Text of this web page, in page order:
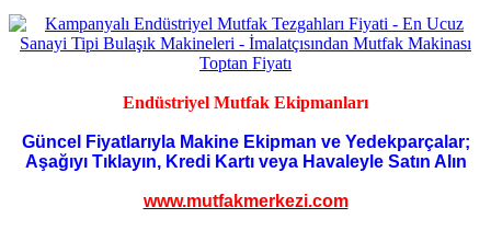
Endüstriyel Mutfak Ekipmanları
Güncel Fiyatlarıyla Makine Ekipman ve Yedekparçalar;
Aşağıyı Tıklayın, Kredi Kartı veya Havaleyle Satın Alın
www.mutfakmerkezi.com